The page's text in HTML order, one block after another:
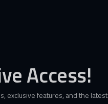
Access!
exclusive features, and the